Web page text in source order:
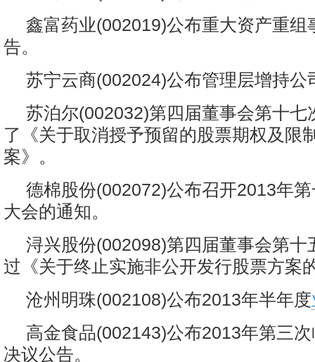
鑫富药业(002019)公布重大资产重组
告。
苏宁云商(002024)公布管理层增持公
苏泊尔(002032)第四届董事会第十七
了《关于取消授予预留的股票期权及限
案》。
德棉股份(002072)公布召开2013年
大会的通知。
浔兴股份(002098)第四届董事会第十
过《关于终止实施非公开发行股票方案
沧州明珠(002108)公布2013年半年度
高金食品(002143)公布2013年第三
决议公告。